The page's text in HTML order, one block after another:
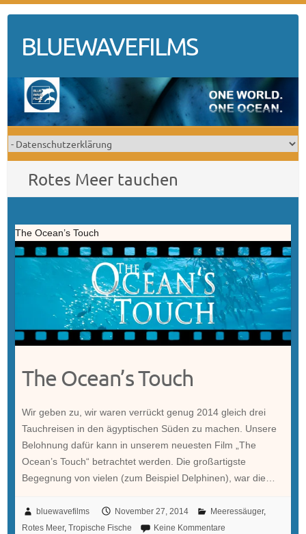
contentBLUEWAVEFILMS
Rotes Meer tauchen
The Ocean’s Touch
The Ocean’s Touch
Wir geben zu, wir waren verrückt genug 2014 gleich drei
Tauchreisen in den ägyptischen Süden zu machen. Unsere
Belohnung dafür kann in unserem neuesten Film „The
Ocean’s Touch“ betrachtet werden. Die großartigste
Begegnung von vielen (zum Beispiel Delphinen), war die…
bluewavefilms November 27, 2014 Meeressäuger,
Rotes Meer, Tropische Fische Keine Kommentare